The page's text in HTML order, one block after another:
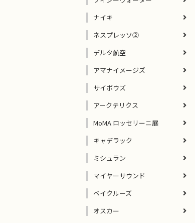
ナイキ
ネスプレッソ②
デルタ航空
アマナイメージズ
サイボウズ
アークテリクス
MoMA ロッセリーニ展
キャデラック
ミシュラン
マイヤーサウンド
ベイクルーズ
オスカー